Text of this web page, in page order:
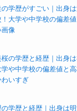
の学歴がすごい｜出身
大学や中学校の偏差
画像
の学歴と経歴｜出身
や中学校の偏差値と
いすぎ
の学歴と経歴｜出身は